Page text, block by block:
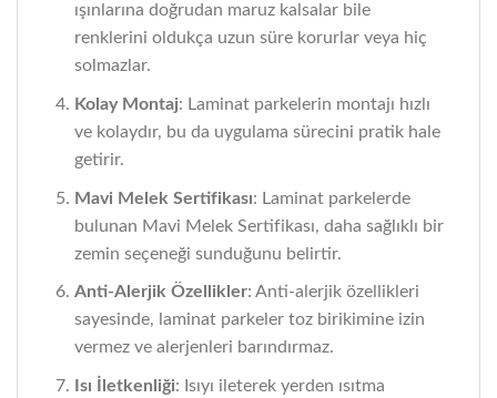
ışınlarına doğrudan maruz kalsalar bile
renklerini oldukça uzun süre korurlar veya hiç
solmazlar.
Kolay Montaj: Laminat parkelerin montajı hızlı
ve kolaydır, bu da uygulama sürecini pratik hale
getirir.
Mavi Melek Sertifikası: Laminat parkelerde
bulunan Mavi Melek Sertifikası, daha sağlıklı bir
zemin seçeneği sunduğunu belirtir.
Anti-Alerjik Özellikler: Anti-alerjik özellikleri
sayesinde, laminat parkeler toz birikimine izin
vermez ve alerjenleri barındırmaz.
Isı İletkenliği: Isıyı ileterek yerden ısıtma